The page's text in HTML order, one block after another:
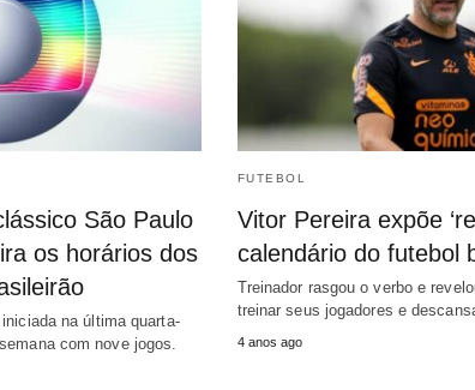
São Paulo
os horários dos
na última quarta-
com nove jogos.
FUTEBOL
Vitor Pereira expõe
calendário do futebol
Treinador rasgou o verbo e
treinar seus jogadores e
4 anos ago